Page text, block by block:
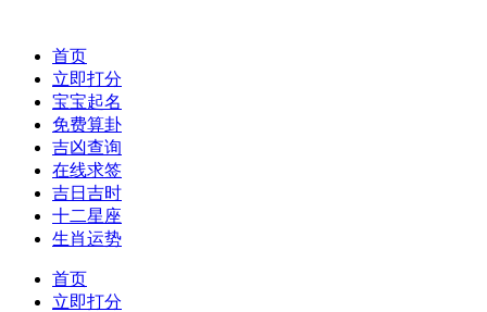
首页
立即打分
宝宝起名
免费算卦
吉凶查询
在线求签
吉日吉时
十二星座
生肖运势
首页
立即打分